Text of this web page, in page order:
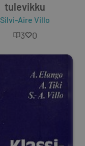
tulevikku
Silvi-Aire Villo
3 0